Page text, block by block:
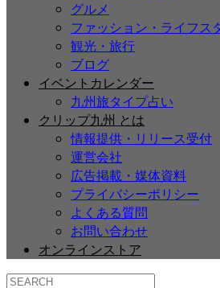
グルメ
ファッション・ライフス
観光・旅行
ブログ
イベントカレンダー
九州旅タイプ占い
クリップ九州 とは
情報提供・リリース受付
運営会社
広告掲載・媒体資料
プライバシーポリシー
よくある質問
お問い合わせ
オンラインストア